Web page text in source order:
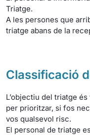
Triatge.
A les persones que
triatge abans de la
Classificació
L’objectiu del triatge
per prioritzar, si fos
vos qualsevol risc.
El personal de triatge